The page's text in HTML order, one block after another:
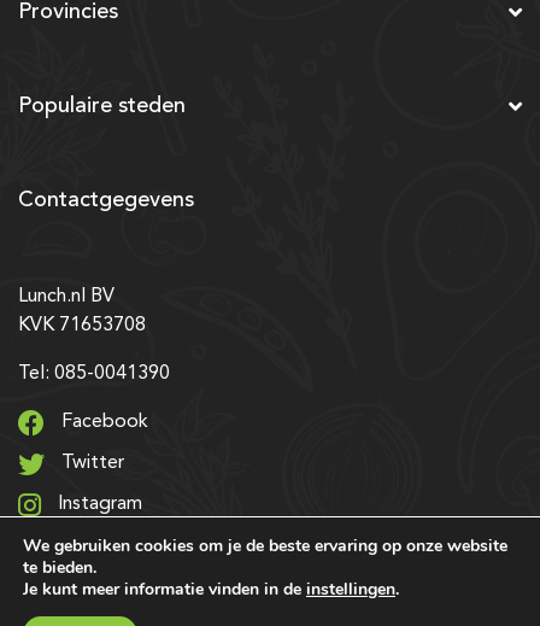
Provincies
Populaire steden
Contactgegevens
Lunch.nl BV
KVK 71653708
Tel: 085-0041390
Facebook
Twitter
Instagram
LinkedIn
© 2026 Alle rechten voorbehouden | Ontwerp & realisatie:
We gebruiken cookies om je de beste ervaring op onze website
te bieden.
Je kunt meer informatie vinden in de instellingen.